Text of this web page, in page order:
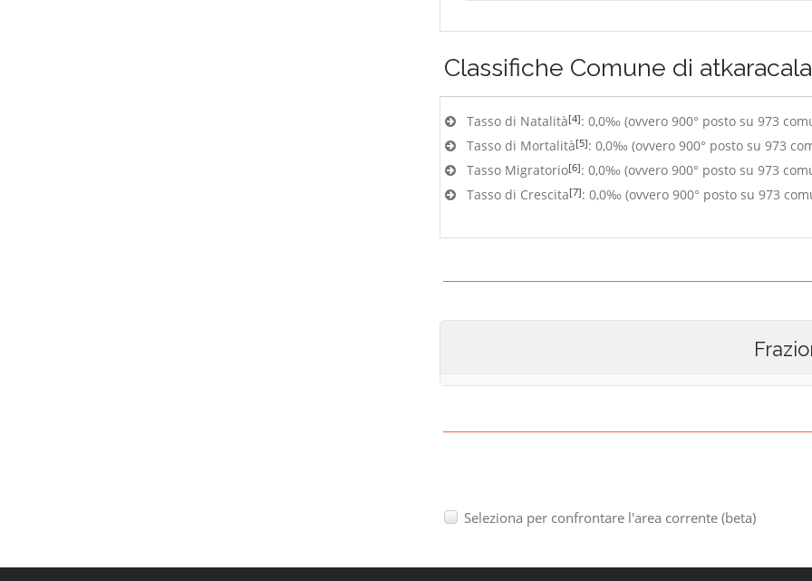
Classifiche Comune di
Tasso di Natalità[4]: 0,0‰ (ovvero 900° posto su 973
Tasso di Mortalità[5]: 0,0‰ (ovvero 900° posto su 973
Tasso Migratorio[6]: 0,0‰ (ovvero 900° posto su 973
Tasso di Crescita[7]: 0,0‰ (ovvero 900° posto su 973
Seleziona per confrontare l'area corrente (beta)